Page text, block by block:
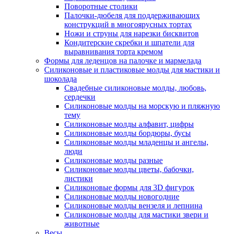
Поворотные столики
Палочки-дюбеля для поддерживающих
конструкций в многоярусных тортах
Ножи и струны для нарезки бисквитов
Кондитерские скребки и шпатели для
выравнивания торта кремом
Формы для леденцов на палочке и мармелада
Силиконовые и пластиковые молды для мастики и
шоколада
Свадебные силиконовые молды, любовь,
сердечки
Силиконовые молды на морскую и пляжную
тему
Силиконовые молды алфавит, цифры
Силиконовые молды бордюры, бусы
Силиконовые молды младенцы и ангелы,
люди
Силиконовые молды разные
Силиконовые молды цветы, бабочки,
листики
Силиконовые формы для 3D фигурок
Силиконовые молды новогодние
Силиконовые молды вензеля и лепнина
Силиконовые молды для мастики звери и
животные